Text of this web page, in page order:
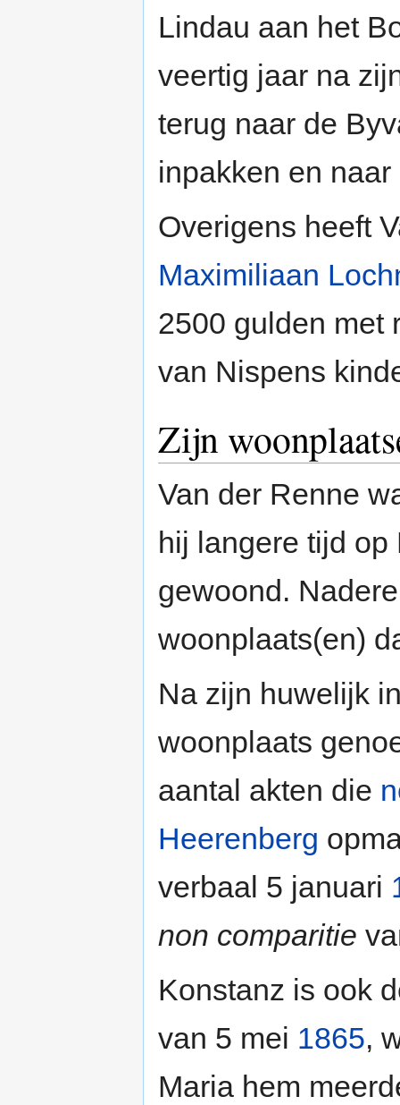
Lindau aan het
veertig jaar na
terug naar de
inpakken en
Overigens heeft
Maximiliaan
2500 gulden met
van Nispens
Zijn
Van der Renne
hij langere tijd
gewoond.
woonplaats(en)
Na zijn huwelijk
woonplaats
aantal akten die
Heerenberg
verbaal 5 januari
non comparitie
Konstanz is ook
van 5 mei 1865,
Maria hem